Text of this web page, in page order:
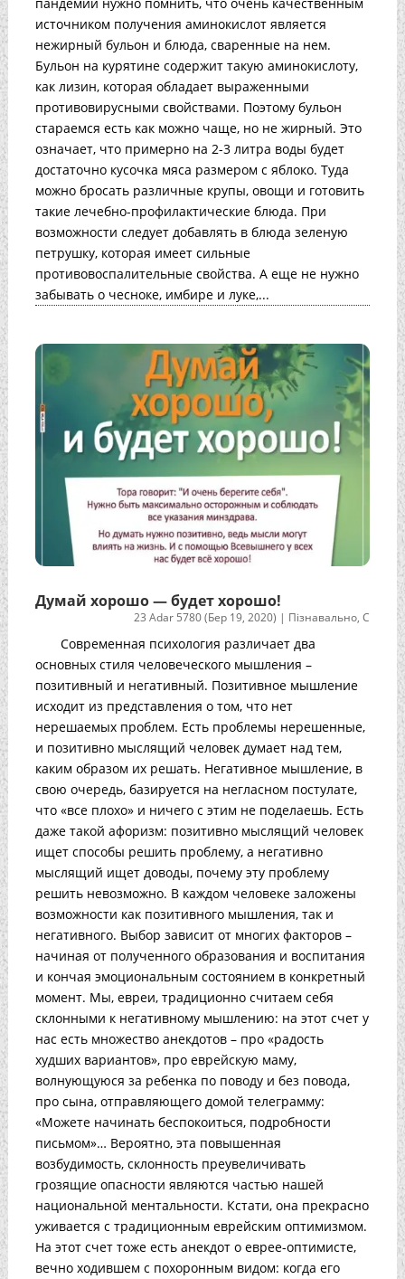
источником получения аминокислот является
нежирный бульон и блюда, сваренные на нем.
Бульон на курятине содержит такую аминокислоту,
как лизин, которая обладает выраженными
противовирусными свойствами. Поэтому бульон
стараемся есть как можно чаще, но не жирный. Это
означает, что примерно на 2-3 литра воды будет
достаточно кусочка мяса размером с яблоко. Туда
можно бросать различные крупы, овощи и готовить
такие лечебно-профилактические блюда. При
возможности следует добавлять в блюда зеленую
петрушку, которая имеет сильные
противовоспалительные свойства. А еще не нужно
забывать о чесноке, имбире и луке,...
Думай хорошо — будет хорошо!
23 Adar 5780 (Бер 19, 2020) | Пізнавально,С
Современная психология различает два
основных стиля человеческого мышления –
позитивный и негативный. Позитивное мышление
исходит из представления о том, что нет
нерешаемых проблем. Есть проблемы нерешенные,
и позитивно мыслящий человек думает над тем,
каким образом их решать. Негативное мышление, в
свою очередь, базируется на негласном постулате,
что «все плохо» и ничего с этим не поделаешь. Есть
даже такой афоризм: позитивно мыслящий человек
ищет способы решить проблему, а негативно
мыслящий ищет доводы, почему эту проблему
решить невозможно. В каждом человеке заложены
возможности как позитивного мышления, так и
негативного. Выбор зависит от многих факторов –
начиная от полученного образования и воспитания
и кончая эмоциональным состоянием в конкретный
момент. Мы, евреи, традиционно считаем себя
склонными к негативному мышлению: на этот счет у
нас есть множество анекдотов – про «радость
худших вариантов», про еврейскую маму,
волнующуюся за ребенка по поводу и без повода,
про сына, отправляющего домой телеграмму:
«Можете начинать беспокоиться, подробности
письмом»… Вероятно, эта повышенная
возбудимость, склонность преувеличивать
грозящие опасности являются частью нашей
национальной ментальности. Кстати, она прекрасно
уживается с традиционным еврейским оптимизмом.
На этот счет тоже есть анекдот о еврее-оптимисте,
вечно ходившем с похоронным видом: когда его